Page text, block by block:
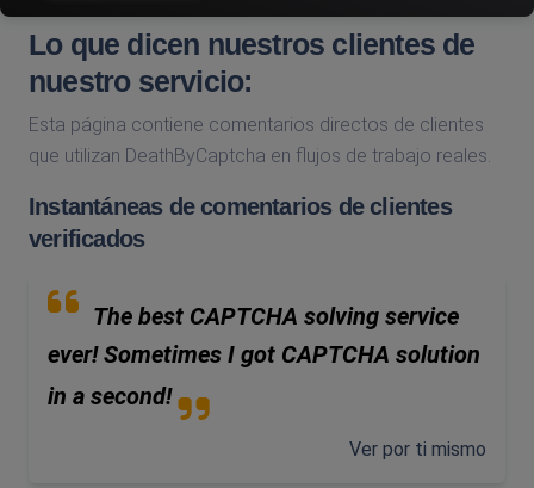
Lo que dicen nuestros clientes de
nuestro servicio:
Esta página contiene comentarios directos de clientes
que utilizan DeathByCaptcha en flujos de trabajo reales.
Instantáneas de comentarios de clientes
verificados
The best CAPTCHA solving service
ever! Sometimes I got CAPTCHA solution
in a second!
Ver por ti mismo